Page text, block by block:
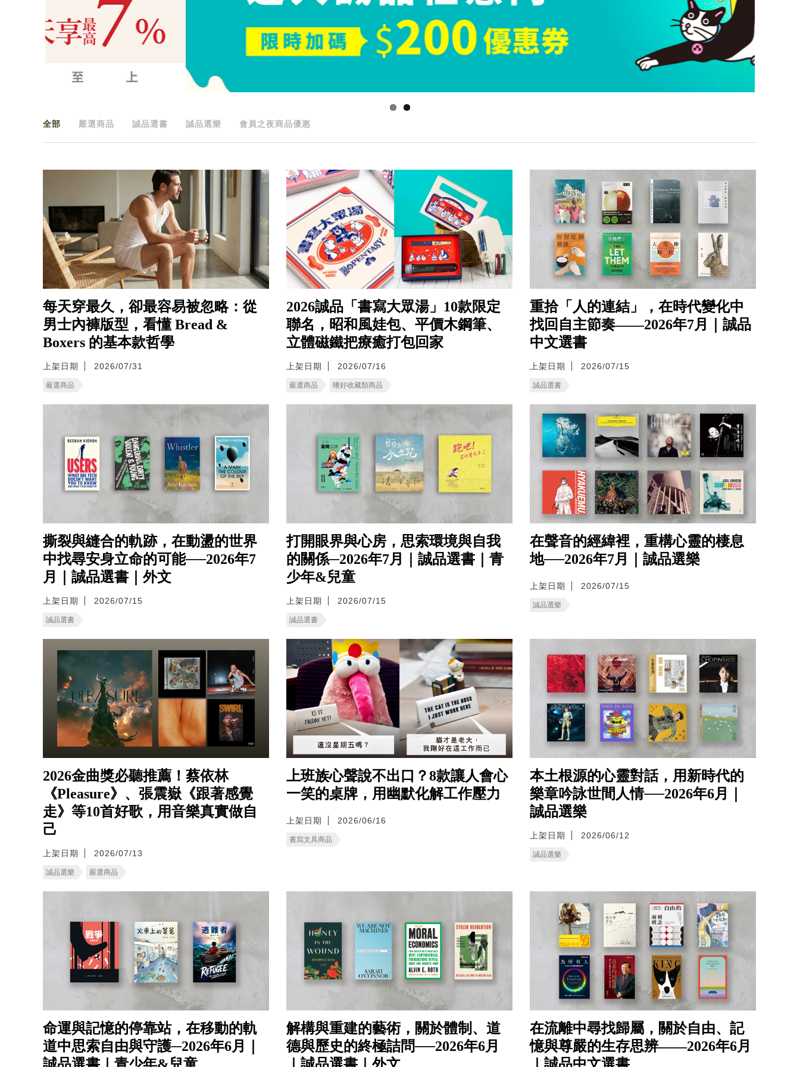
全部 嚴選商品 誠品選書 誠品選樂 會員之夜商品優惠
每天穿最久，卻最容易被忽略：從
男士內褲版型，看懂 Bread &
Boxers 的基本款哲學
上架日期 2026/07/31
嚴選商品
2026誠品「書寫大眾湯」10款限定
聯名，昭和風娃包、平價木鋼筆、
立體磁鐵把療癒打包回家
上架日期 2026/07/16
嚴選商品 嗜好收藏類商品
重拾「人的連結」，在時代變化中
找回自主節奏——2026年7月｜誠品
中文選書
上架日期 2026/07/15
誠品選書
撕裂與縫合的軌跡，在動盪的世界
中找尋安身立命的可能──2026年7
月｜誠品選書｜外文
上架日期 2026/07/15
誠品選書
打開眼界與心房，思索環境與自我
的關係─2026年7月｜誠品選書｜青
少年&兒童
上架日期 2026/07/15
誠品選書
在聲音的經緯裡，重構心靈的棲息
地──2026年7月｜誠品選樂
上架日期 2026/07/15
誠品選樂
2026金曲獎必聽推薦！蔡依林
《Pleasure》、張震嶽《跟著感覺
走》等10首好歌，用音樂真實做自
己
上架日期 2026/07/13
誠品選樂 嚴選商品
上班族心聲說不出口？8款讓人會心
一笑的桌牌，用幽默化解工作壓力
上架日期 2026/06/16
書寫文具商品
本土根源的心靈對話，用新時代的
樂章吟詠世間人情──2026年6月｜
誠品選樂
上架日期 2026/06/12
誠品選樂
命運與記憶的停靠站，在移動的軌
道中思索自由與守護─2026年6月｜
解構與重建的藝術，關於體制、道
德與歷史的終極詰問──2026年6月
在流離中尋找歸屬，關於自由、記
憶與尊嚴的生存思辨——2026年6月